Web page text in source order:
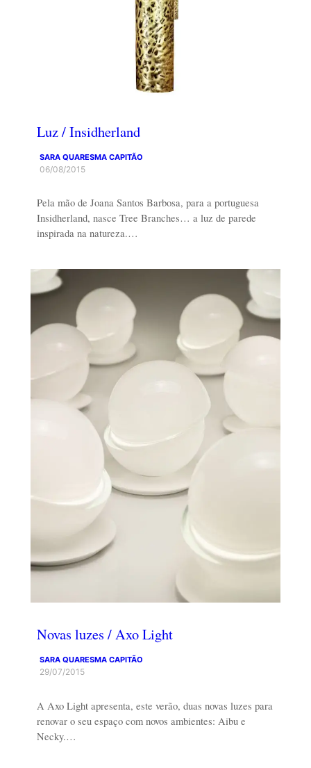
Luz / Insidherland
SARA QUARESMA CAPITÃO
06/08/2015
Pela mão de Joana Santos Barbosa, para a portuguesa
Insidherland, nasce Tree Branches… a luz de parede
inspirada na natureza.…
Novas luzes / Axo Light
SARA QUARESMA CAPITÃO
29/07/2015
A Axo Light apresenta, este verão, duas novas luzes para
renovar o seu espaço com novos ambientes: Aibu e
Necky.…